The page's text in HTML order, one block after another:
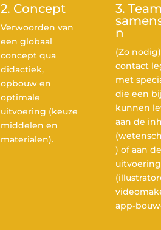
2. Concept
Verwoorden van
een globaal
concept qua
didactiek,
opbouw en
optimale
uitvoering (keuze
middelen en
materialen).
3. Team
n
(Zo nodig)
contact
met
die een
kunnen
aan de
) of aan de
uitvoering
app-